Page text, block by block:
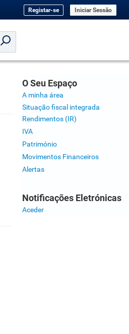
Registar-se Iniciar Sessão
O Seu Espaço
A minha área
Situação fiscal integrada
Rendimentos (IR)
IVA
Património
Movimentos Financeiros
Alertas
Notificações Eletrónicas
Aceder